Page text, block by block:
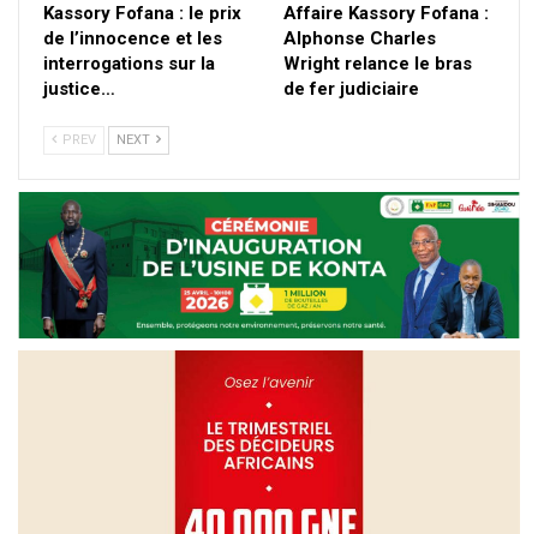
Kassory Fofana : le prix
de l’innocence et les
interrogations sur la
justice…
Affaire Kassory Fofana :
Alphonse Charles
Wright relance le bras
de fer judiciaire
PREV NEXT